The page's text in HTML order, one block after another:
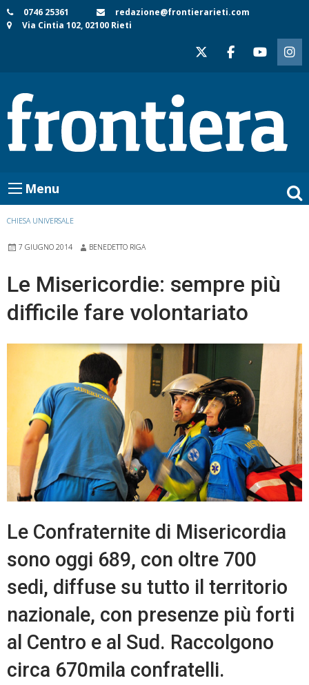
Skip
to
0746 25361
redazione@frontierarieti.com
Via Cintia 102, 02100 Rieti
Menu
CHIESA UNIVERSALE
7 GIUGNO 2014 BENEDETTO RIGA
Le Misericordie: sempre più
difficile fare volontariato
Le Confraternite di Misericordia
sono oggi 689, con oltre 700
sedi, diffuse su tutto il territorio
nazionale, con presenze più forti
al Centro e al Sud. Raccolgono
circa 670mila confratelli.